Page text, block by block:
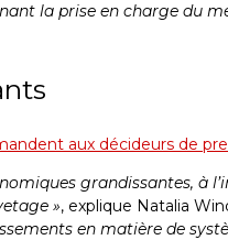
la prise en charge du
aux décideurs de
grandissantes,
», explique Natalia
en matière de